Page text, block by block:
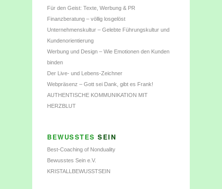
Für den Geist: Texte, Werbung & PR
Finanzberatung – völlig losgelöst
Unternehmenskultur – Gelebte Führungskultur und
Kundenorientierung
Werbung und Design – Wie Emotionen den Kunden
binden
Der Live- und Lebens-Zeichner
Webpräsenz – Gott sei Dank, gibt es Frank!
AUTHENTISCHE KOMMUNIKATION MIT
HERZBLUT
BEWUSSTES SEIN
Best-Coaching of Nonduality
Bewusstes Sein e.V.
KRISTALLBEWUSSTSEIN